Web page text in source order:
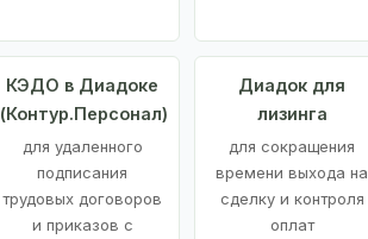
КЭДО в Диадоке
(Контур.Персонал)
для удаленного
подписания
трудовых договоров
и приказов с
Диадок для
лизинга
для сокращения
времени выхода на
сделку и контроля
оплат